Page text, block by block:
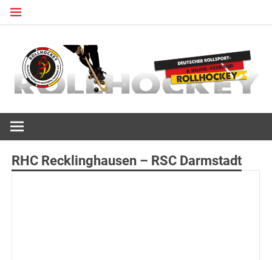
Zum
RHC Recklinghausen – RSC Darmstadt